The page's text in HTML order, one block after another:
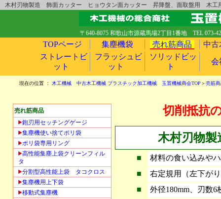
木村刃物製造 飾面カッター ヒョウタン面カッター 昇降盤、面取盤用 木
〒640-8075 和歌山市源蔵馬場2丁目1番地 TEL 073-
TOPページ 集塵機袋 売れ筋商品
中古
ストレートビ
ット
フラッシュビ
ット
ソリッドビッ
ト
会
現在の位置 ： 木工機械 中古木工機械 プラスチック加工機械 玉置機械商会TOP ＞売筋
売れ筋商品
鉋刃用セッチングゲージ
集塵機使い捨てポリ袋
ポリ袋専用リング
高性能集塵上袋クリーンフィル
タ
分割型高性能上袋 タコクロス
集塵機用上下袋
移動式集塵機
切削抵抗
木村刃物
■
材料の食い込みや
■
右定規用（左下が
■
外径180mm、刃数